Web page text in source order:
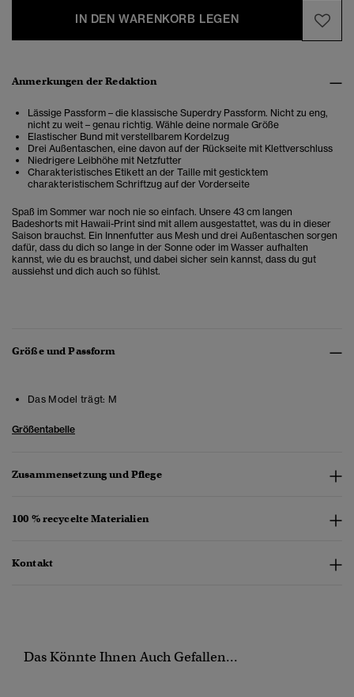
IN DEN WARENKORB LEGEN
Anmerkungen der Redaktion
Lässige Passform – die klassische Superdry Passform. Nicht zu eng,
nicht zu weit – genau richtig. Wähle deine normale Größe
Elastischer Bund mit verstellbarem Kordelzug
Drei Außentaschen, eine davon auf der Rückseite mit Klettverschluss
Niedrigere Leibhöhe mit Netzfutter
Charakteristisches Etikett an der Taille mit gesticktem
charakteristischem Schriftzug auf der Vorderseite
Spaß im Sommer war noch nie so einfach. Unsere 43 cm langen
Badeshorts mit Hawaii-Print sind mit allem ausgestattet, was du in dieser
Saison brauchst. Ein Innenfutter aus Mesh und drei Außentaschen sorgen
dafür, dass du dich so lange in der Sonne oder im Wasser aufhalten
kannst, wie du es brauchst, und dabei sicher sein kannst, dass du gut
aussiehst und dich auch so fühlst.
Größe und Passform
Das Model trägt: M
Größentabelle
Zusammensetzung und Pflege
100 % recycelte Materialien
Kontakt
Das Könnte Ihnen Auch Gefallen...